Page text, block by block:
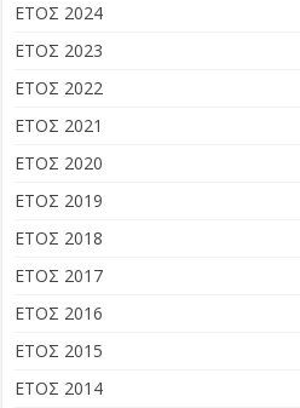
ΕΤΟΣ 2024
ΕΤΟΣ 2023
ΕΤΟΣ 2022
ΕΤΟΣ 2021
ΕΤΟΣ 2020
ΕΤΟΣ 2019
ΕΤΟΣ 2018
ΕΤΟΣ 2017
ΕΤΟΣ 2016
ΕΤΟΣ 2015
ΕΤΟΣ 2014